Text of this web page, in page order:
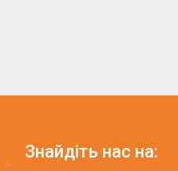
Знайдіть нас на: